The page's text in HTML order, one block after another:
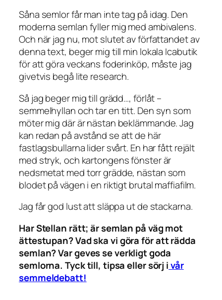
Såna semlor får man inte tag på idag. Den
moderna semlan fyller mig med ambivalens.
Och när jag nu, mot slutet av författandet av
denna text, beger mig till min lokala Icabutik
för att göra veckans foderinköp, måste jag
givetvis begå lite research.
Så jag beger mig till grädd…, förlåt –
semmelhyllan och tar en titt. Den syn som
möter mig där är nästan beklämmande. Jag
kan redan på avstånd se att de här
fastlagsbullarna lider svårt. En har fått rejält
med stryk, och kartongens fönster är
nedsmetat med torr grädde, nästan som
blodet på vägen i en riktigt brutal maffiafilm.
Jag får god lust att släppa ut de stackarna.
Har Stellan rätt; är semlan på väg mot
ättestupan? Vad ska vi göra för att rädda
semlan? Var geves se verkligt goda
semlorna. Tyck till, tipsa eller sörj ivår
semmeldebatt!